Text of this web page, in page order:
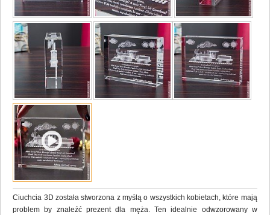
Ciuchcia 3D została stworzona z myślą o wszystkich kobietach, które mają
problem by znaleźć prezent dla męża. Ten idealnie odwzorowany w